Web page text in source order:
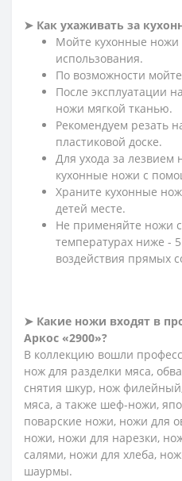
➤ Как ухаживать за
Мойте кухонные ножи
использования.
По возможности
После эксплуатации
ножи мягкой тканью.
Рекомендуем резать
пластиковой доске.
Для ухода за лезвием
кухонные ножи с
Храните кухонные
детей месте.
Не применяйте ножи
температурах ниже -
воздействия прямых
➤ Какие ножи входят в
Аркос «2900»?
В коллекцию вошли
нож для разделки мяса,
снятия шкур, нож
мяса, а также шеф-ножи,
поварские ножи, ножи для
ножи, ножи для нарезки,
салями, ножи для хлеба,
шаурмы.